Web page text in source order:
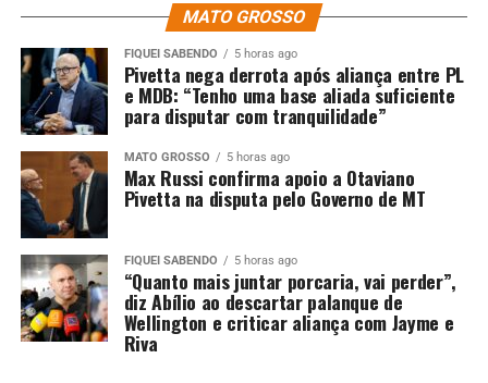
MATO GROSSO
FIQUEI SABENDO 5 horas ago
Pivetta nega derrota após aliança entre PL
e MDB: “Tenho uma base aliada suficiente
para disputar com tranquilidade”
MATO GROSSO 5 horas ago
Max Russi confirma apoio a Otaviano
Pivetta na disputa pelo Governo de MT
FIQUEI SABENDO 5 horas ago
“Quanto mais juntar porcaria, vai perder”,
diz Abílio ao descartar palanque de
Wellington e criticar aliança com Jayme e
Riva